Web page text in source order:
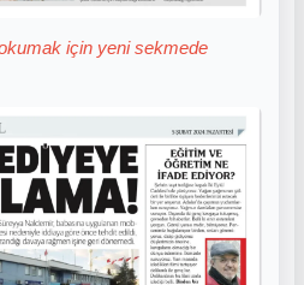
için yeni sekmede